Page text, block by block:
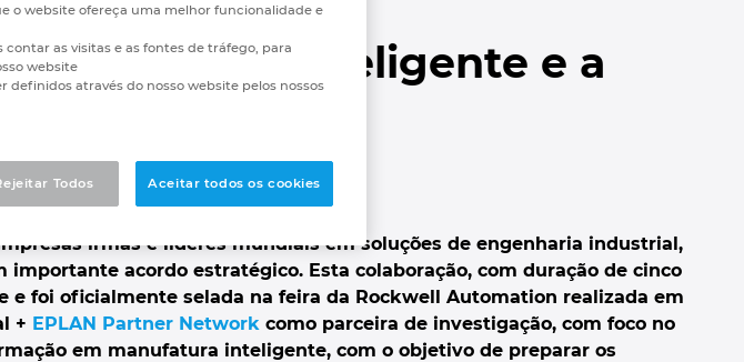
o fabrico inteligente e a
irmãs e líderes mundiais em soluções de engenharia industrial,
acordo estratégico. Esta colaboração, com duração de cinco
e foi oficialmente selada na feira da Rockwell Automation realizada em
+ EPLAN Partner Network como parceira de investigação, com foco no
em manufatura inteligente, com o objetivo de preparar os
o website ofereça uma melhor funcionalidade e
as visitas e as fontes de tráfego, para
website
definidos através do nosso website pelos nossos
Todos Aceitar todos os cookies